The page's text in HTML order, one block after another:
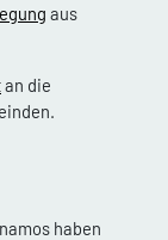
aus
an die
haben